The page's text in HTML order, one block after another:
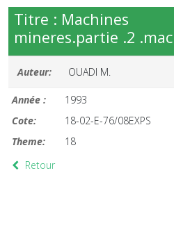
Titre : Machines
mineres.partie .2
Auteur: OUADI M.
Année :
1993
Cote:
18-02-E-76/08EXPS
Theme:
18
Retour